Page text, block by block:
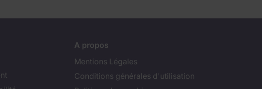
A propos
Mentions Légales
Conditions générales d'utilisation